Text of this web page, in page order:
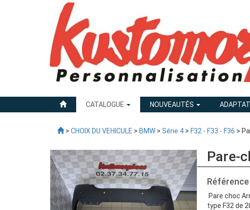
CATALOGUE NOUVEAUTÉS
> CHOIX DU VEHICULE > BMW > Série 4 > F32 - F33 - F36 >
Pare-
Référence
Pare choc
type F32 de